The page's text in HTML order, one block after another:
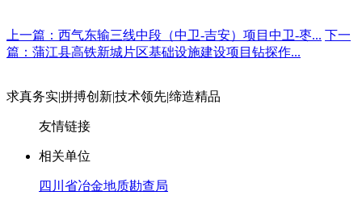
上一篇：西气东输三线中段（中卫-吉安）项目中卫-枣... 下一
篇：蒲江县高铁新城片区基础设施建设项目钻探作...
求真务实|拼搏创新|技术领先|缔造精品
友情链接
相关单位
四川省冶金地质勘查局